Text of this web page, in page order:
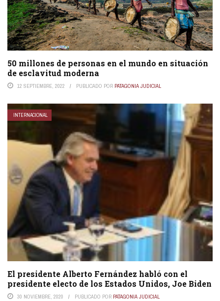
50 millones de personas en el mundo en situación
de esclavitud moderna
12 SEPTIEMBRE, 2022 PUBLICADO POR PATAGONIA JUDICIAL
INTERNACIONAL
El presidente Alberto Fernández habló con el
presidente electo de los Estados Unidos, Joe Biden
30 NOVIEMBRE, 2020 PUBLICADO POR PATAGONIA JUDICIAL